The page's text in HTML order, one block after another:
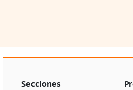
Secciones